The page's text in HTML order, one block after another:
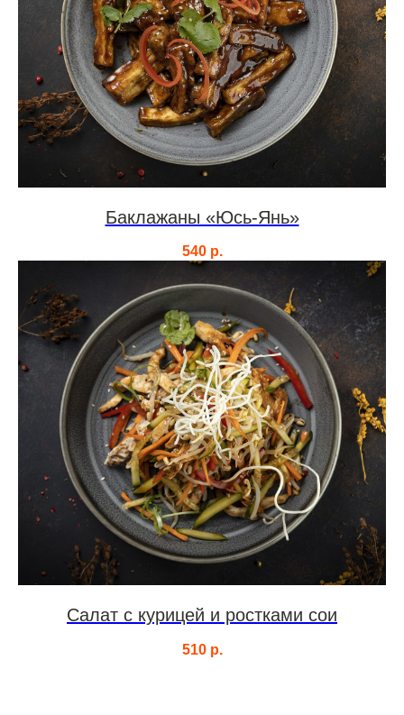
Баклажаны «Юсь-Янь»
540 р.
Салат с курицей и ростками сои
510 р.